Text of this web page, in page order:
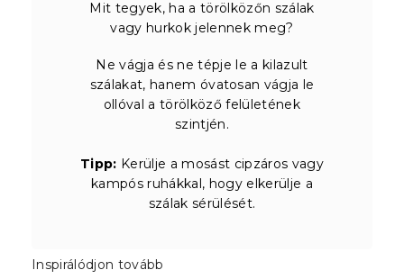
Mit tegyek, ha a törölközőn szálak
vagy hurkok jelennek meg?
Ne vágja és ne tépje le a kilazult
szálakat, hanem óvatosan vágja le
ollóval a törölköző felületének
szintjén.
Tipp: Kerülje a mosást cipzáros vagy
kampós ruhákkal, hogy elkerülje a
szálak sérülését.
Inspirálódjon tovább